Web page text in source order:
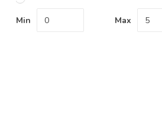
Min Max